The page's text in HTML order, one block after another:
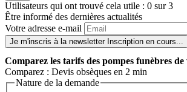
Utilisateurs qui ont trouvé cela utile : 0 sur 3
Être informé des dernières actualités
Votre adresse e-mail
Je m'inscris à la newsletter Inscription en cours...
Comparez les tarifs des pompes funèbres
Comparez : Devis obsèques en 2 min
Nature de la demande